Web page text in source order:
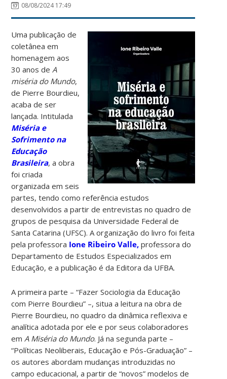
08/08/2024 17:49
Uma publicação de
coletânea em
homenagem aos
30 anos de A
miséria do Mundo,
de Pierre Bourdieu,
acaba de ser
lançada. Intitulada
Miséria e
Sofrimento na
Educação
Brasileira, a obra
foi criada
organizada em seis
partes, tendo como referência estudos
desenvolvidos a partir de entrevistas no quadro de
grupos de pesquisa da Universidade Federal de
Santa Catarina (UFSC). A organização do livro foi feita
pela professora Ione Ribeiro Valle, professora do
Departamento de Estudos Especializados em
Educação, e a publicação é da Editora da UFBA.
A primeira parte – “Fazer Sociologia da Educação
com Pierre Bourdieu” –, situa a leitura na obra de
Pierre Bourdieu, no quadro da dinâmica reflexiva e
analítica adotada por ele e por seus colaboradores
em A Miséria do Mundo. Já na segunda parte –
“Políticas Neoliberais, Educação e Pós-Graduação” –
os autores abordam mudanças introduzidas no
campo educacional, a partir de “novos” modelos de